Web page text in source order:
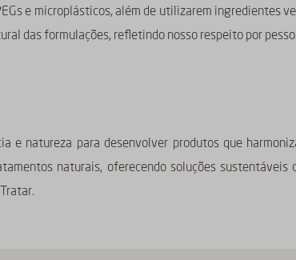
e microplásticos, além de utilizarem ingredientes
das formulações, refletindo nosso respeito por
e natureza para desenvolver produtos que
naturais, oferecendo soluções sustentáveis